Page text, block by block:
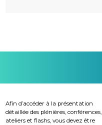
Afin d’accéder à la présentation
détaillée des plénières, conférences,
ateliers et flashs, vous devez être